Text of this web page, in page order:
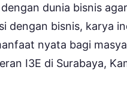
dunia bisnis
dengan bisnis, karya
nyata bagi
I3E di Surabaya,